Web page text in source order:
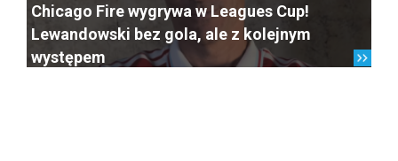
Chicago Fire wygrywa w Leagues Cup!
Lewandowski bez gola, ale z kolejnym
występem